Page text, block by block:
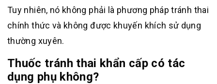
Tuy nhiên, nó không phải là phương pháp tránh thai
chính thức và không được khuyến khích sử dụng
thường xuyên.
Thuốc tránh thai khẩn cấp có tác
dụng phụ không?